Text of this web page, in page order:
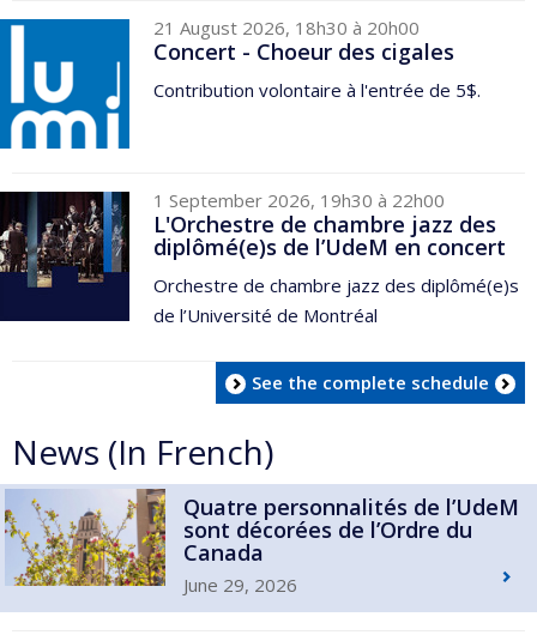
21 August 2026, 18h30 à 20h00
Concert - Choeur des cigales
Contribution volontaire à l'entrée de 5$.
1 September 2026, 19h30 à 22h00
L'Orchestre de chambre jazz des
diplômé(e)s de l’UdeM en concert
Orchestre de chambre jazz des diplômé(e)s
de l’Université de Montréal
See the complete schedule
News (In French)
Quatre personnalités de l’UdeM
sont décorées de l’Ordre du
Canada
June 29, 2026